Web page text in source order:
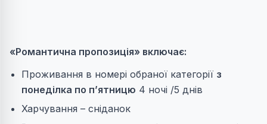
«Романтична пропозиція» включає:
Проживання в номері обраної категорії з
понеділка по п’ятницю 4 ночі /5 днів
Харчування – сніданок